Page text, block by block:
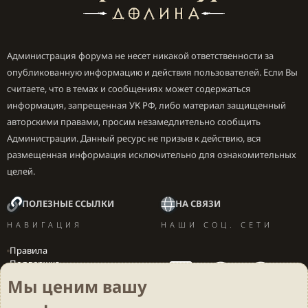
Администрация форума не несет никакой ответственности за
опубликованную информацию и действия пользователей. Если Вы
считаете, что в темах и сообщениях может содержаться
информация, запрещенная УК РФ, либо материал защищенный
авторскими правами, просим незамедлительно сообщить
Администрации. Данный ресурс не призыв к действию, вся
размещенная информация исключительно для ознакомительных
целей.
ПОЛЕЗНЫЕ ССЫЛКИ
НАВИГАЦИЯ
Правила
Поддержка
Локализация игр
НА СВЯЗИ
НАШИ СОЦ. СЕТИ
Мы ценим вашу